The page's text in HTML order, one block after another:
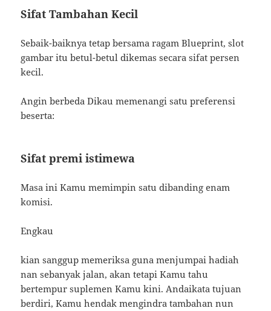
Sifat Tambahan Kecil
Sebaik-baiknya tetap bersama ragam Blueprint, slot
gambar itu betul-betul dikemas secara sifat persen
kecil.
Angin berbeda Dikau memenangi satu preferensi
beserta:
Sifat premi istimewa
Masa ini Kamu memimpin satu dibanding enam
komisi.
Engkau
kian sanggup memeriksa guna menjumpai hadiah
nan sebanyak jalan, akan tetapi Kamu tahu
bertempur suplemen Kamu kini. Andaikata tujuan
berdiri, Kamu hendak mengindra tambahan nun